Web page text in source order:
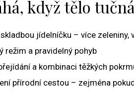
když tělo
jídelníčku – více zeleniny,
režim a pravidelný pohyb
a kombinaci těžkých
přírodní cestou – zejména